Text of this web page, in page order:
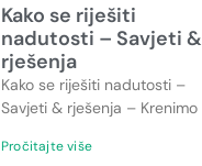
Kako se riješiti
nadutosti – Savjeti &
rješenja
Kako se riješiti nadutosti –
Savjeti & rješenja – Krenimo
Pročitajte više